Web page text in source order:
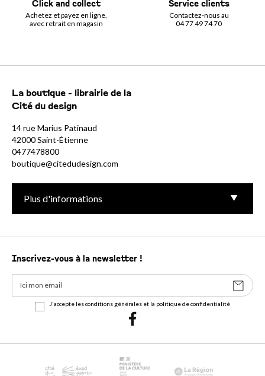
Click and collect
Achetez et payez en ligne,
avec retrait en magasin
Service clients
Contactez-nous au
04 77 49 74 70
La boutique - librairie de la
Cité du design
14 rue Marius Patinaud
42000 Saint-Étienne
0477478800
boutique@citedudesign.com
Plus d'informations
Inscrivez-vous à la newsletter !
J'accepte les conditions générales et la politique de confidentialité